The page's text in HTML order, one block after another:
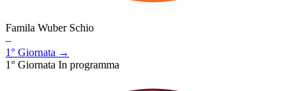
Famila Wuber Schio
–
1° Giornata →
1° Giornata In programma